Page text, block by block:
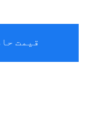
قیمت